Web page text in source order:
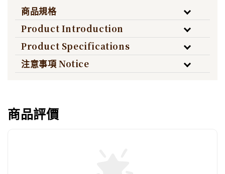
商品規格
Product Introduction
Product Specifications
注意事項 Notice
商品評價